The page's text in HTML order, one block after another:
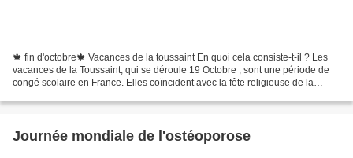
🍁 fin d'octobre🍁 Vacances de la toussaint En quoi cela consiste-t-il ? Les
vacances de la Toussaint, qui se déroule 19 Octobre , sont une période de
congé scolaire en France. Elles coïncident avec la fête religieuse de la
Journée mondiale de l'ostéoporose